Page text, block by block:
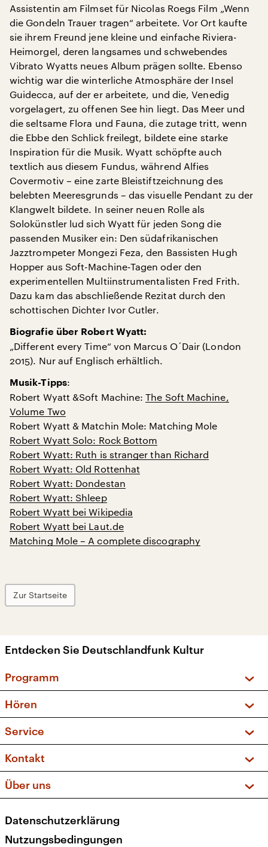
Assistentin am Filmset für Nicolas Roegs Film „Wenn
die Gondeln Trauer tragen“ arbeitete. Vor Ort kaufte
sie ihrem Freund jene kleine und einfache Riviera-
Heimorgel, deren langsames und schwebendes
Vibrato Wyatts neues Album prägen sollte. Ebenso
wichtig war die winterliche Atmosphäre der Insel
Guidecca, auf der er arbeitete, und die, Venedig
vorgelagert, zu offenen See hin liegt. Das Meer und
die seltsame Flora und Fauna, die zutage tritt, wenn
die Ebbe den Schlick freilegt, bildete eine starke
Inspiration für die Musik. Wyatt schöpfte auch
textlich aus diesem Fundus, während Alfies
Covermotiv – eine zarte Bleistiftzeichnung des
belebten Meeresgrunds – das visuelle Pendant zu der
Klangwelt bildete. In seiner neuen Rolle als
Solokünstler lud sich Wyatt für jeden Song die
passenden Musiker ein: Den südafrikanischen
Jazztrompeter Mongezi Feza, den Bassisten Hugh
Hopper aus Soft-Machine-Tagen oder den
experimentellen Multiinstrumentalisten Fred Frith.
Dazu kam das abschließende Rezitat durch den
schottischen Dichter Ivor Cutler.
Biografie über Robert Wyatt:
„Different every Time“ von Marcus O´Dair (London
2015). Nur auf Englisch erhältlich.
Musik-Tipps:
Robert Wyatt &Soft Machine:The Soft Machine,
Volume Two
Robert Wyatt & Matchin Mole: Matching Mole
Robert Wyatt Solo: Rock Bottom
Robert Wyatt: Ruth is stranger than Richard
Robert Wyatt: Old Rottenhat
Robert Wyatt: Dondestan
Robert Wyatt: Shleep
Robert Wyatt bei Wikipedia
Robert Wyatt bei Laut.de
Matching Mole – A complete discography
Zur Startseite
Entdecken Sie Deutschlandfunk Kultur
Programm
Sendungen und Podcasts
Musikliste
Kakadu – Das Kinderprogramm
Hören
Frequenzen (UKW + DAB+)
Service
FAQ
Apps
Newsletter
Veranstaltungen
Kontakt
Social Media
Über uns
Presse
Datenschutzerklärung
Nutzungsbedingungen